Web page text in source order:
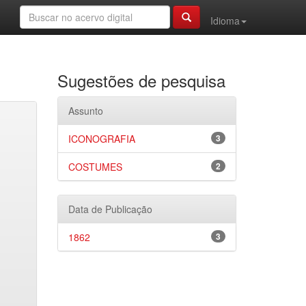
Idioma
Sugestões de pesquisa
Assunto
3
ICONOGRAFIA
2
COSTUMES
Data de Publicação
3
1862